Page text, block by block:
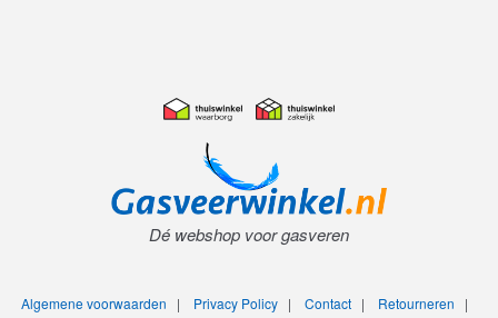
Dé webshop voor gasveren
Algemene voorwaarden | Privacy Policy| Contact| Retourneren |